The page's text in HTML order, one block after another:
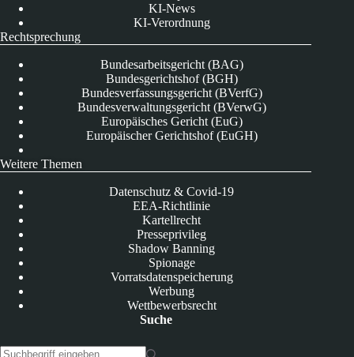
KI-News
KI-Verordnung
Rechtsprechung
Bundesarbeitsgericht (BAG)
Bundesgerichtshof (BGH)
Bundesverfassungsgericht (BVerfG)
Bundesverwaltungsgericht (BVerwG)
Europäisches Gericht (EuG)
Europäischer Gerichtshof (EuGH)
Weitere Themen
Datenschutz & Covid-19
EEA-Richtlinie
Kartellrecht
Presseprivileg
Shadow Banning
Spionage
Vorratsdatenspeicherung
Werbung
Wettbewerbsrecht
Suche